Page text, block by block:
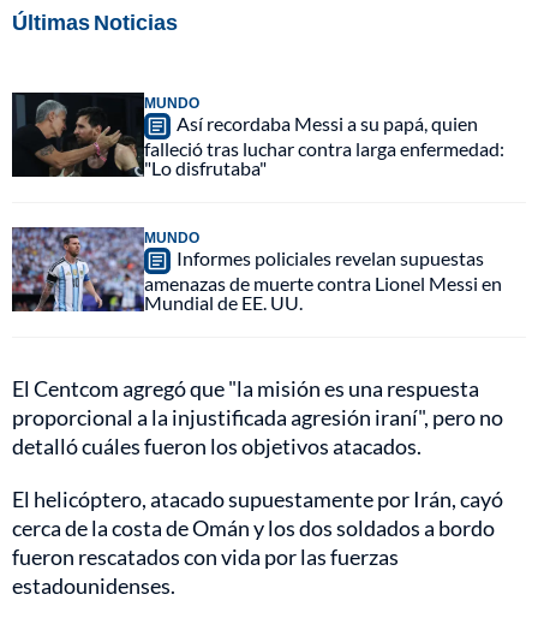
Últimas Noticias
MUNDO
Así recordaba Messi a su papá, quien
falleció tras luchar contra larga enfermedad:
"Lo disfrutaba"
MUNDO
Informes policiales revelan supuestas
amenazas de muerte contra Lionel Messi en
Mundial de EE. UU.
El Centcom agregó que "la misión es una respuesta
proporcional a la injustificada agresión iraní", pero no
detalló cuáles fueron los objetivos atacados.
El helicóptero, atacado supuestamente por Irán, cayó
cerca de la costa de Omán y los dos soldados a bordo
fueron rescatados con vida por las fuerzas
estadounidenses.